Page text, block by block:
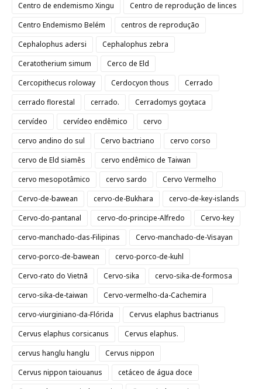
Centro de endemismo Xingu
Centro de reprodução de linces
Centro Endemismo Belém
centros de reprodução
Cephalophus adersi
Cephalophus zebra
Ceratotherium simum
Cerco de Eld
Cercopithecus roloway
Cerdocyon thous
Cerrado
cerrado florestal
cerrado.
Cerradomys goytaca
cervídeo
cervídeo endêmico
cervo
cervo andino do sul
Cervo bactriano
cervo corso
cervo de Eld siamês
cervo endêmico de Taiwan
cervo mesopotâmico
cervo sardo
Cervo Vermelho
Cervo-de-bawean
cervo-de-Bukhara
cervo-de-key-islands
Cervo-do-pantanal
cervo-do-principe-Alfredo
Cervo-key
cervo-manchado-das-Filipinas
Cervo-manchado-de-Visayan
cervo-porco-de-bawean
cervo-porco-de-kuhl
Cervo-rato do Vietnã
Cervo-sika
cervo-sika-de-formosa
cervo-sika-de-taiwan
Cervo-vermelho-da-Cachemira
cervo-viurginiano-da-Flórida
Cervus elaphus bactrianus
Cervus elaphus corsicanus
Cervus elaphus.
cervus hanglu hanglu
Cervus nippon
Cervus nippon taiouanus
cetáceo de água doce